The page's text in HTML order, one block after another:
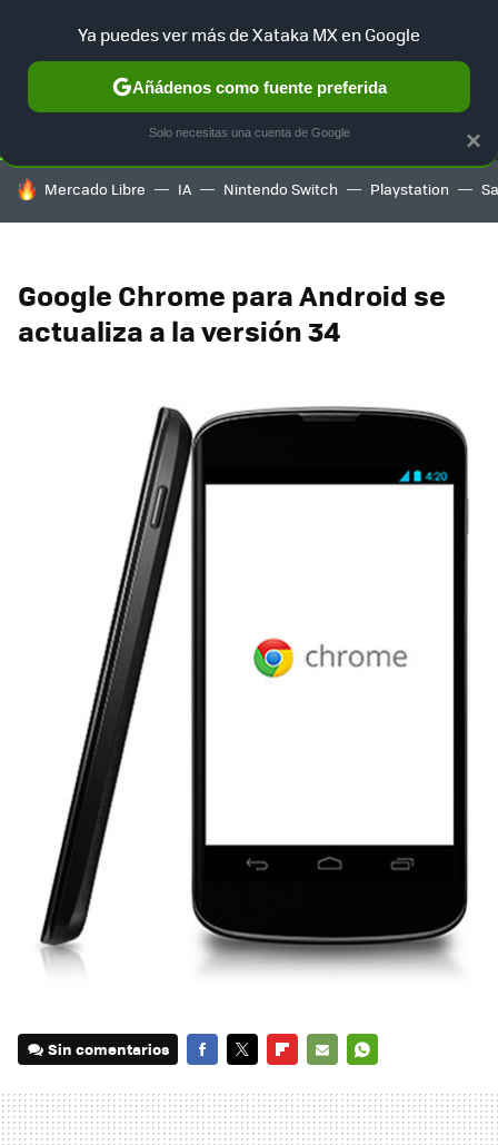
SELECCIÓN GAMING HOME AUTO TERRITORIO
HOY SE HABLA DE
Mercado Libre IA Nintendo Switch Playstation
Google Chrome para Android se
actualiza a la versión 34
Sin comentarios
MAIL
×
Ya puedes ver más de Xataka MX en Google
Añádenos como fuente preferida
Solo necesitas una cuenta de Google